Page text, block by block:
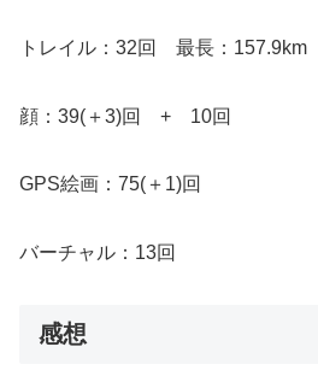
トレイル：32回 最長：157.9km
顔：39(＋3)回 + 10回
GPS絵画：75(＋1)回
バーチャル：13回
感想